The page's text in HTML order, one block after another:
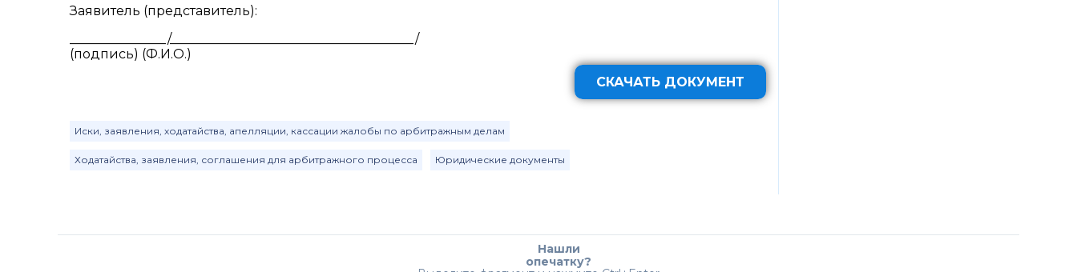
Заявитель (представитель):
_______________/______________________________________/
(подпись) (Ф.И.О.)
СКАЧАТЬ ДОКУМЕНТ
Иски, заявления, ходатайства, апелляции, кассации жалобы по арбитражным делам
Ходатайства, заявления, соглашения для арбитражного процесса Юридические документы
Нашли
опечатку?